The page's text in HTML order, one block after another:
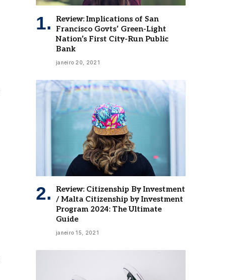
Review: Implications of San
Francisco Govts’ Green-Light
Nation’s First City-Run Public
Bank
janeiro 20, 2021
Review: Citizenship By Investment
/ Malta Citizenship by Investment
Program 2024: The Ultimate
Guide
janeiro 15, 2021